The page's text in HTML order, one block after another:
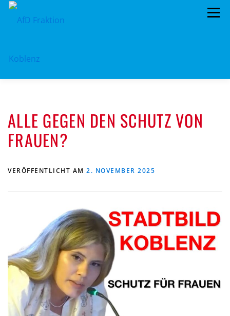
Zum
Inhalt
Menü
TERMINE MITMACHEN! KONTAKT
ALLE GEGEN DEN SCHUTZ VON
FRAUEN?
VERÖFFENTLICHT AM 2. NOVEMBER 2025